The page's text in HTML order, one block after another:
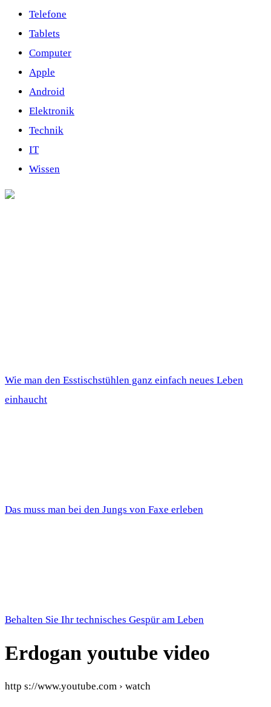
Telefone
Tablets
Computer
Apple
Android
Elektronik
Technik
IT
Wissen
Wie man den Esstischstühlen ganz einfach neues Leben
einhaucht
Das muss man bei den Jungs von Faxe erleben
Behalten Sie Ihr technisches Gespür am Leben
Erdogan youtube video
http s://www.youtube.com › watch